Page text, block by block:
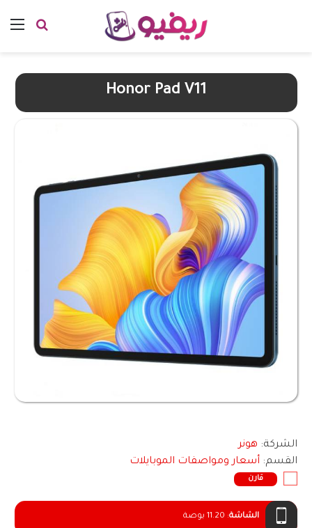
بحث
Honor Pad V11
الشركة: هونر
القسم: أسعار ومواصفات الموبايلات
قارن
الشاشة: 11.20 بوصة